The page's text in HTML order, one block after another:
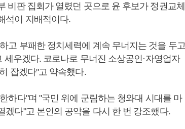
비판 집회가 열렸던 곳으로 윤 후보가 정권교체
석이 지배적이다.
고 부패한 정치세력에 계속 무너지는 것을 두고
우겠다. 코로나로 무너진 소상공인·자영업자
잡겠다"고 약속했다.
하다"며 "국민 위에 군림하는 청와대 시대를 마
다"고 본인의 공약을 다시 한 번 강조했다.